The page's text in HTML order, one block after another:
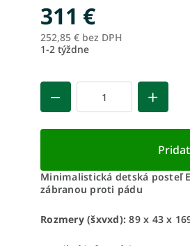
311 €
252,85 € bez DPH
1-2 týždne
Minimalistická detská posteľ
zábranou proti pádu
Rozmery (šxvxd): 89 x 43 x